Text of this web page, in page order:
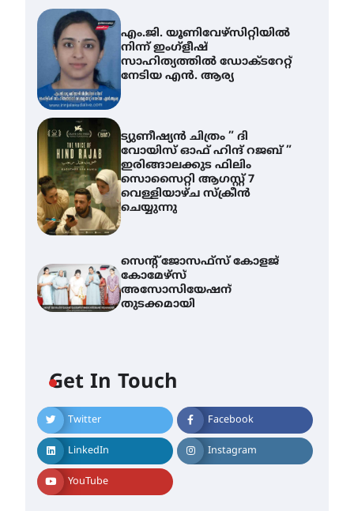
എം.ജി. യൂണിവേഴ്‌സിറ്റിയിൽ
നിന്ന് ഇംഗ്ളീഷ്
സാഹിത്യത്തിൽ ഡോക്ടറേറ്റ്
നേടിയ എൻ. ആര്യ
ട്യുണീഷ്യൻ ചിത്രം ” ദി
വോയിസ് ഓഫ് ഹിന്ദ് റജബ് ”
ഇരിങ്ങാലക്കുട ഫിലിം
സൊസൈറ്റി ആഗസ്റ്റ് 7
വെള്ളിയാഴ്ച സ്‌ക്രീൻ
ചെയ്യുന്നു
സെന്റ് ജോസഫ്സ് കോളജ്
കോമേഴ്‌സ്
അസോസിയേഷന്
തുടക്കമായി
Get In Touch
Twitter Facebook
LinkedIn Instagram
YouTube
എം.ജി. യൂണിവേഴ്‌സിറ്റിയിൽ
നിന്ന് ഇംഗ്ളീഷ്
സാഹിത്യത്തിൽ ഡോക്ടറേറ്റ്
നേടിയ എൻ. ആര്യ